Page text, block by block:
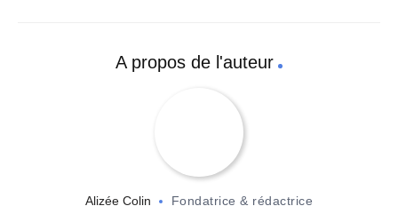
A propos de l'auteur
Alizée Colin Fondatrice & rédactrice